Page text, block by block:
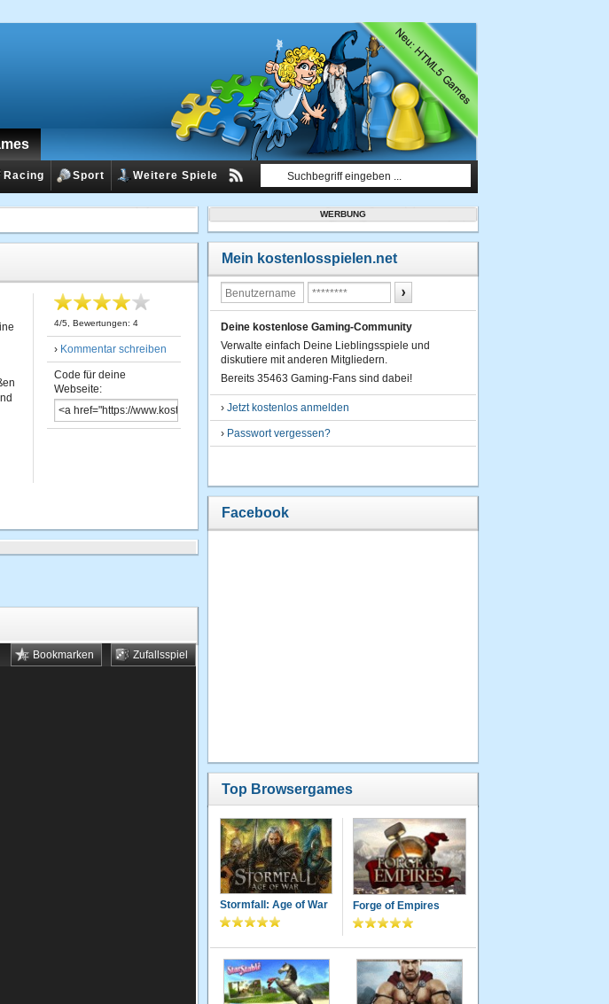
Racing Sport Weitere Spiele
4/5 , Bewertungen: 4
› Kommentar schreiben
Code für deine
Webseite:
Zufallsspiel
Bookmarken
WERBUNG
Mein kostenlosspielen.net
Deine kostenlose Gaming-Community
Verwalte einfach Deine Lieblingsspiele und
diskutiere mit anderen Mitgliedern.
Bereits 35463 Gaming-Fans sind dabei!
› Jetzt kostenlos anmelden
› Passwort vergessen?
Facebook
Top Browsergames
Stormfall: Age of War Forge of Empires